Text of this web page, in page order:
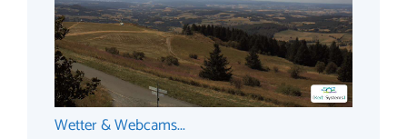
Wetter & Webcams...